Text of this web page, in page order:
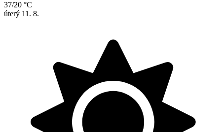
37/20 °C
úterý 11. 8.